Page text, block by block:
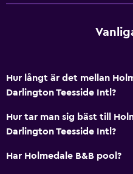
Hur långt är det mellan
Darlington Teesside Intl?
Hur tar man sig bäst till
Darlington Teesside Intl?
Har Holmedale B&B pool?